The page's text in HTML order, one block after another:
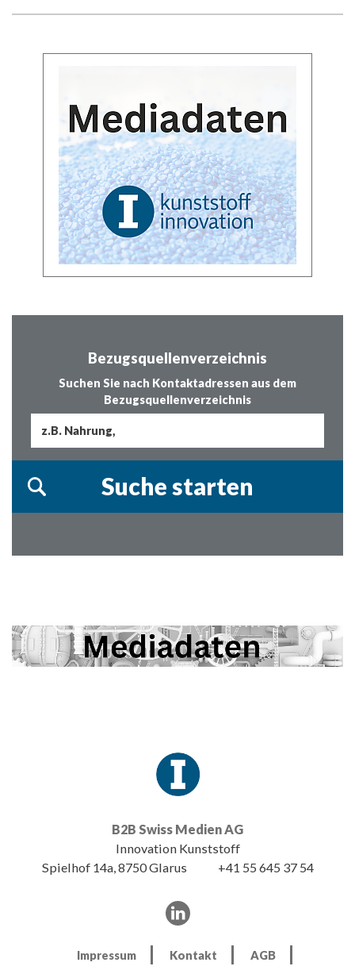
Bezugsquellenverzeichnis
Suchen Sie nach Kontaktadressen aus dem
Bezugsquellenverzeichnis
B2B Swiss Medien AG
Innovation Kunststoff
Spielhof 14a, 8750 Glarus
+41 55 645 37 54
Impressum Kontakt
AGB